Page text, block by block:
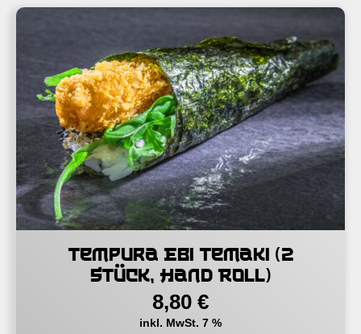
Tempura Ebi Temaki (2
Stück, Hand Roll)
8,80 €
inkl. MwSt. 7 %